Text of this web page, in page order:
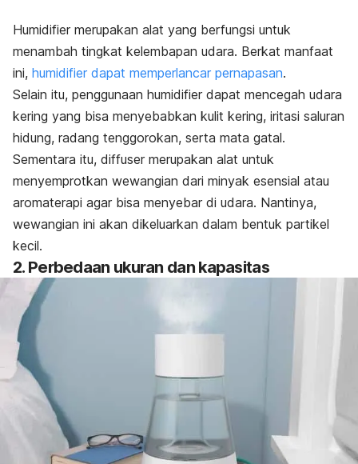
Humidifier merupakan alat yang berfungsi untuk
menambah tingkat kelembapan udara. Berkat manfaat
ini, humidifier dapat memperlancar pernapasan.
Selain itu, penggunaan humidifier dapat mencegah udara
kering yang bisa menyebabkan kulit kering, iritasi saluran
hidung, radang tenggorokan, serta mata gatal.
Sementara itu, diffuser merupakan alat untuk
menyemprotkan wewangian dari minyak esensial atau
aromaterapi agar bisa menyebar di udara. Nantinya,
wewangian ini akan dikeluarkan dalam bentuk partikel
kecil.
2. Perbedaan ukuran dan kapasitas